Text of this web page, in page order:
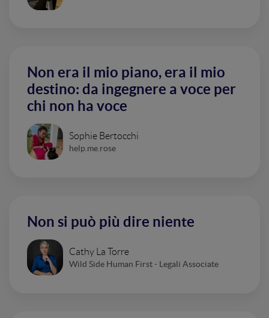
Non era il mio piano, era il mio
destino: da ingegnere a voce per
chi non ha voce
Sophie Bertocchi
help.me.rose
Non si può più dire niente
Cathy La Torre
Wild Side Human First - Legali Associate